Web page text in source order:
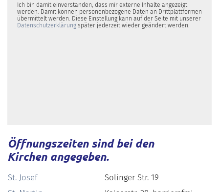
Ich bin damit einverstanden, dass mir externe Inhalte angezeigt
werden. Damit können personenbezogene Daten an Drittplattformen
übermittelt werden. Diese Einstellung kann auf der Seite mit unserer
Datenschutzerklärung später jederzeit wieder geändert werden.
Öffnungszeiten sind bei den
Kirchen angegeben.
St. Josef
Solinger Str. 19